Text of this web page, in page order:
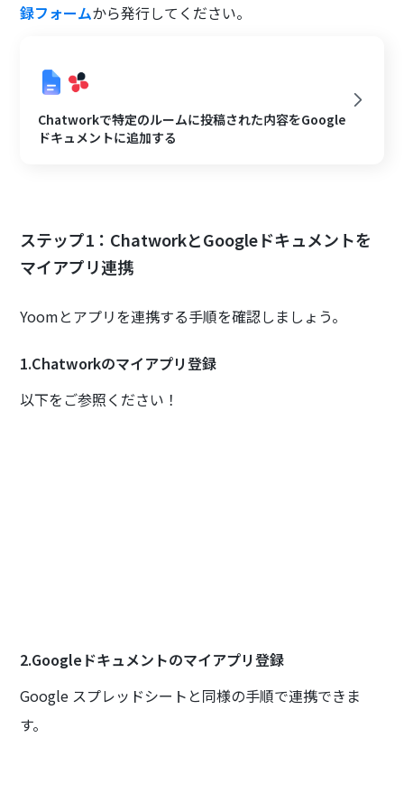
録フォームから発行してください。
Chatworkで特定のルームに投稿された内容をGoogle
ドキュメントに追加する
ステップ1：ChatworkとGoogleドキュメントを
マイアプリ連携
Yoomとアプリを連携する手順を確認しましょう。
1.Chatworkのマイアプリ登録
以下をご参照ください！
2.Googleドキュメントのマイアプリ登録
Google スプレッドシートと同様の手順で連携できま
す。